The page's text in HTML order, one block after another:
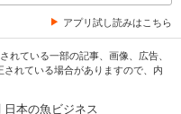
アプリ試し読みはこちら
ている一部の記事、画像、広告、
れている場合がありますので、内
日本の魚ビジネス